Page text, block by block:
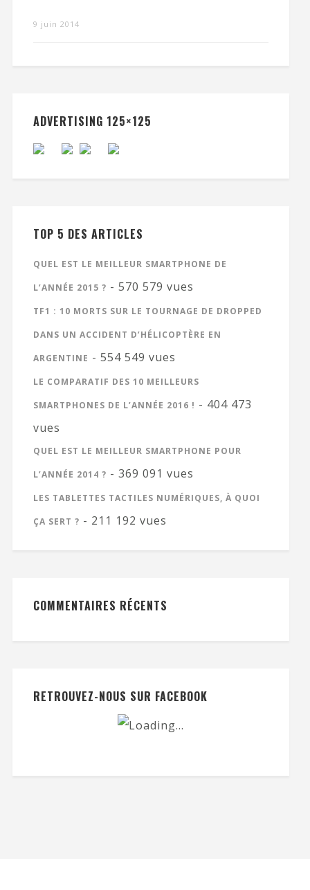
9 juin 2014
ADVERTISING 125×125
TOP 5 DES ARTICLES
QUEL EST LE MEILLEUR SMARTPHONE DE
L’ANNÉE 2015 ? - 570 579 vues
TF1 : 10 MORTS SUR LE TOURNAGE DE DROPPED
DANS UN ACCIDENT D’HÉLICOPTÈRE EN
ARGENTINE - 554 549 vues
LE COMPARATIF DES 10 MEILLEURS
SMARTPHONES DE L’ANNÉE 2016 ! - 404 473
vues
QUEL EST LE MEILLEUR SMARTPHONE POUR
L’ANNÉE 2014 ? - 369 091 vues
LES TABLETTES TACTILES NUMÉRIQUES, À QUOI
ÇA SERT ? - 211 192 vues
COMMENTAIRES RÉCENTS
RETROUVEZ-NOUS SUR FACEBOOK